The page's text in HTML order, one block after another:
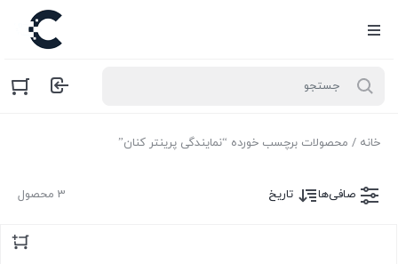
خانه / محصولات برچسب خورده “نمایندگی پرینتر کنان”
3 محصول صافی‌ها تاریخ